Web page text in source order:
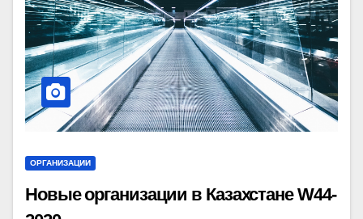
ОРГАНИЗАЦИИ
Новые организации в Казахстане W44-